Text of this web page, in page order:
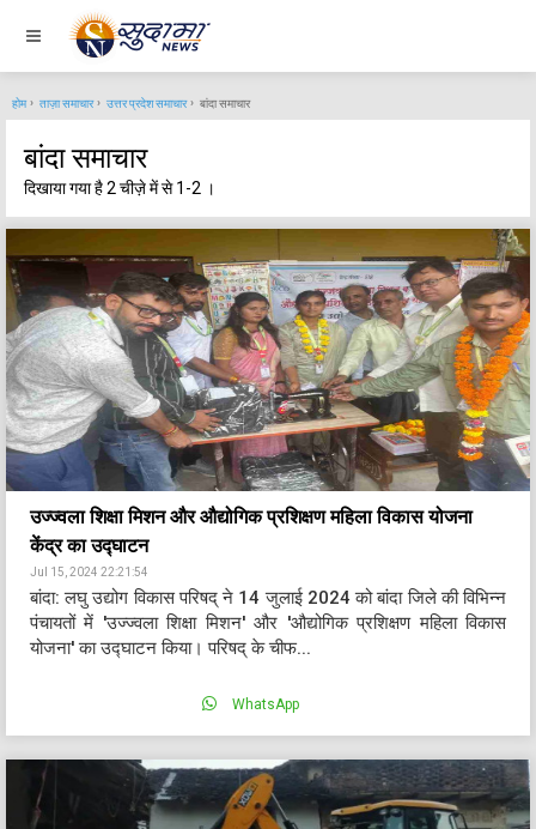
होम ताज़ा समाचार उत्तर प्रदेश समाचार बांदा समाचार
बांदा समाचार
दिखाया गया है 2 चीज़े में से 1-2 ।
उज्ज्वला शिक्षा मिशन और औद्योगिक प्रशिक्षण महिला विकास योजना
केंद्र का उद्घाटन
Jul 15, 2024 22:21:54
बांदा: लघु उद्योग विकास परिषद् ने 14 जुलाई 2024 को बांदा जिले की विभिन्न
पंचायतों में 'उज्ज्वला शिक्षा मिशन' और 'औद्योगिक प्रशिक्षण महिला विकास
योजना' का उद्घाटन किया। परिषद् के चीफ...
WhatsApp